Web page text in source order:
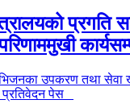
प्रगति